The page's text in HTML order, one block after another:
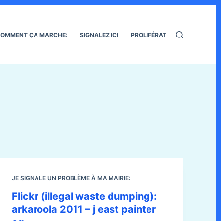
ÇA MARCHE: SIGNALEZ ICI PROLIFÉRATION DES RATS
JE SIGNALE UN PROBLÈME À MA MAIRIE:
Flickr (illegal waste dumping):
arkaroola 2011 – j east painter